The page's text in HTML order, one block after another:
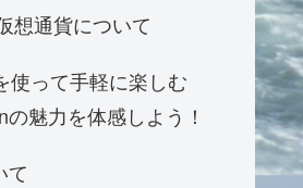
想通貨について
使って手軽に楽しむ
魅力を体感しよう！
て